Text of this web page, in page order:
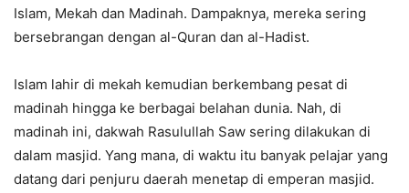
Islam, Mekah dan Madinah. Dampaknya, mereka sering
bersebrangan dengan al-Quran dan al-Hadist.
Islam lahir di mekah kemudian berkembang pesat di
madinah hingga ke berbagai belahan dunia. Nah, di
madinah ini, dakwah Rasulullah Saw sering dilakukan di
dalam masjid. Yang mana, di waktu itu banyak pelajar yang
datang dari penjuru daerah menetap di emperan masjid.